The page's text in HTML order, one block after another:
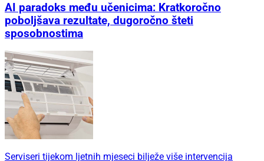
AI paradoks među učenicima: Kratkoročno
poboljšava rezultate, dugoročno šteti
sposobnostima
Serviseri tijekom ljetnih mjeseci bilježe više intervencija